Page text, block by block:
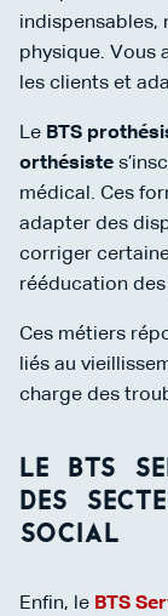
indispensables,
physique. Vous
les clients et
Le BTS
orthésiste
médical. Ces
adapter des
corriger
rééducation
Ces métiers
liés au
charge des
Le BTS
des
Social
Enfin, le BTS